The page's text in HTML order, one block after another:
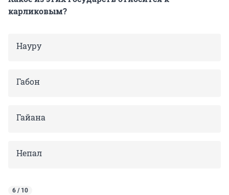
карликовым?
Науру
Габон
Гайана
Непал
6 / 10